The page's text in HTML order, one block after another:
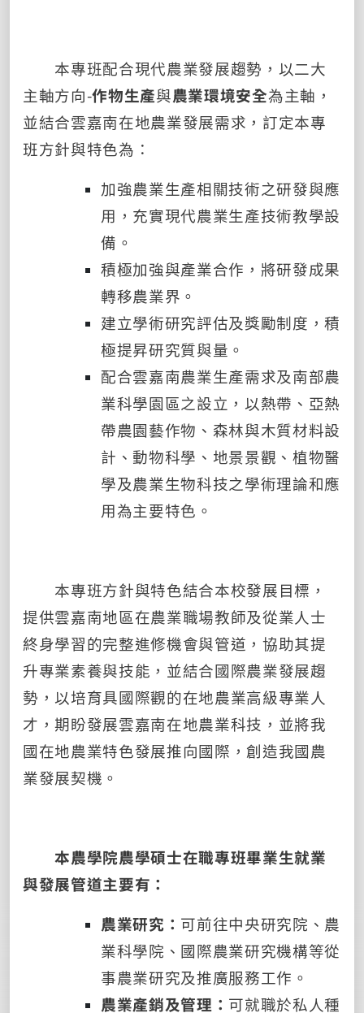
本專班配合現代農業發展趨勢，以二大
主軸方向-作物生產與農業環境安全為主軸，
並結合雲嘉南在地農業發展需求，訂定本專
班方針與特色為：
加強農業生產相關技術之研發與應
用，充實現代農業生產技術教學設
備。
積極加強與產業合作，將研發成果
轉移農業界。
建立學術研究評估及獎勵制度，積
極提昇研究質與量。
配合雲嘉南農業生產需求及南部農
業科學園區之設立，以熱帶、亞熱
帶農園藝作物、森林與木質材料設
計、動物科學、地景景觀、植物醫
學及農業生物科技之學術理論和應
用為主要特色。
本專班方針與特色結合本校發展目標，
提供雲嘉南地區在農業職場教師及從業人士
終身學習的完整進修機會與管道，協助其提
升專業素養與技能，並結合國際農業發展趨
勢，以培育具國際觀的在地農業高級專業人
才，期盼發展雲嘉南在地農業科技，並將我
國在地農業特色發展推向國際，創造我國農
業發展契機。
本農學院農學碩士在職專班畢業生就業
與發展管道主要有：
農業研究： 可前往中央研究院、農
業科學院、國際農業研究機構等從
事農業研究及推廣服務工作。
農業產銷及管理： 可就職於私人種